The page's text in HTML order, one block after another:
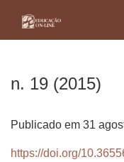
n. 19 (2015)
Publicado em 31
https://doi.org/